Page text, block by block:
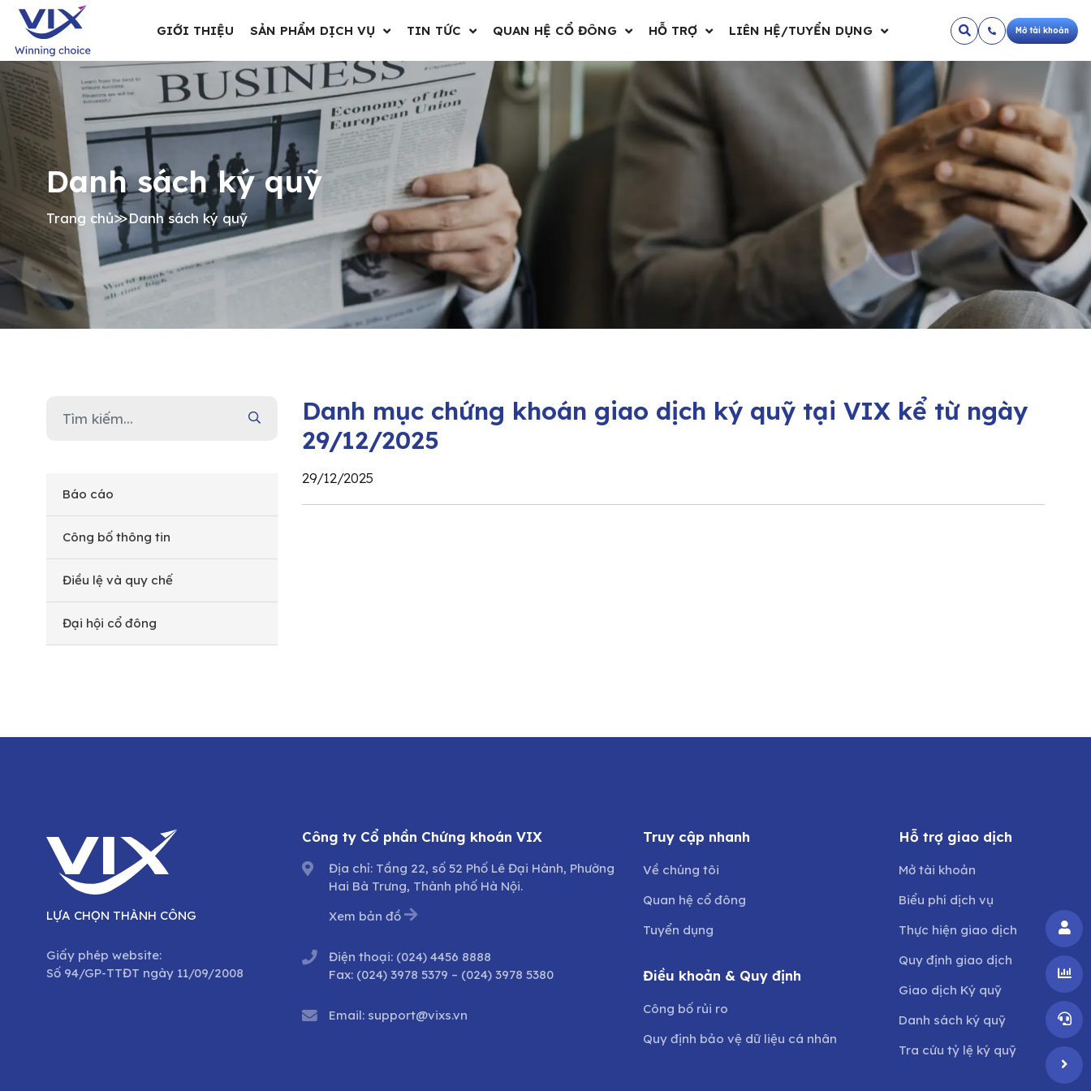
GIỚI THIỆU SẢN PHẨM DỊCH VỤ TIN TỨC QUAN HỆ CỔ ĐÔNG HỖ TRỢ LIÊN HỆ/TUYỂN DỤNG Mở tài khoản
Danh sách ký quỹ
Trang chủ≫Danh sách ký quỹ
Báo cáo
Công bố thông tin
Điều lệ và quy chế
Đại hội cổ đông
Danh mục chứng khoán giao dịch ký quỹ tại VIX kể từ ngày
29/12/2025
29/12/2025
LỰA CHỌN THÀNH CÔNG
Giấy phép website:
Số 94/GP-TTĐT ngày 11/09/2008
Công ty Cổ phần Chứng khoán VIX
Địa chỉ: Tầng 22, số 52 Phố Lê Đại Hành, Phường
Hai Bà Trưng, Thành phố Hà Nội.
Xem bản đồ
Điện thoại: (024) 4456 8888
Fax: (024) 3978 5379 – (024) 3978 5380
Email: support@vixs.vn
Truy cập nhanh
Về chúng tôi
Quan hệ cổ đông
Tuyển dụng
Điều khoản & Quy định
Công bố rủi ro
Quy định bảo vệ dữ liệu cá nhân
Hỗ trợ giao dịch
Mở tài khoản
Biểu phí dịch vụ
Thực hiện giao dịch
Quy định giao dịch
Giao dịch Ký quỹ
Danh sách ký quỹ
Tra cứu tỷ lệ ký quỹ